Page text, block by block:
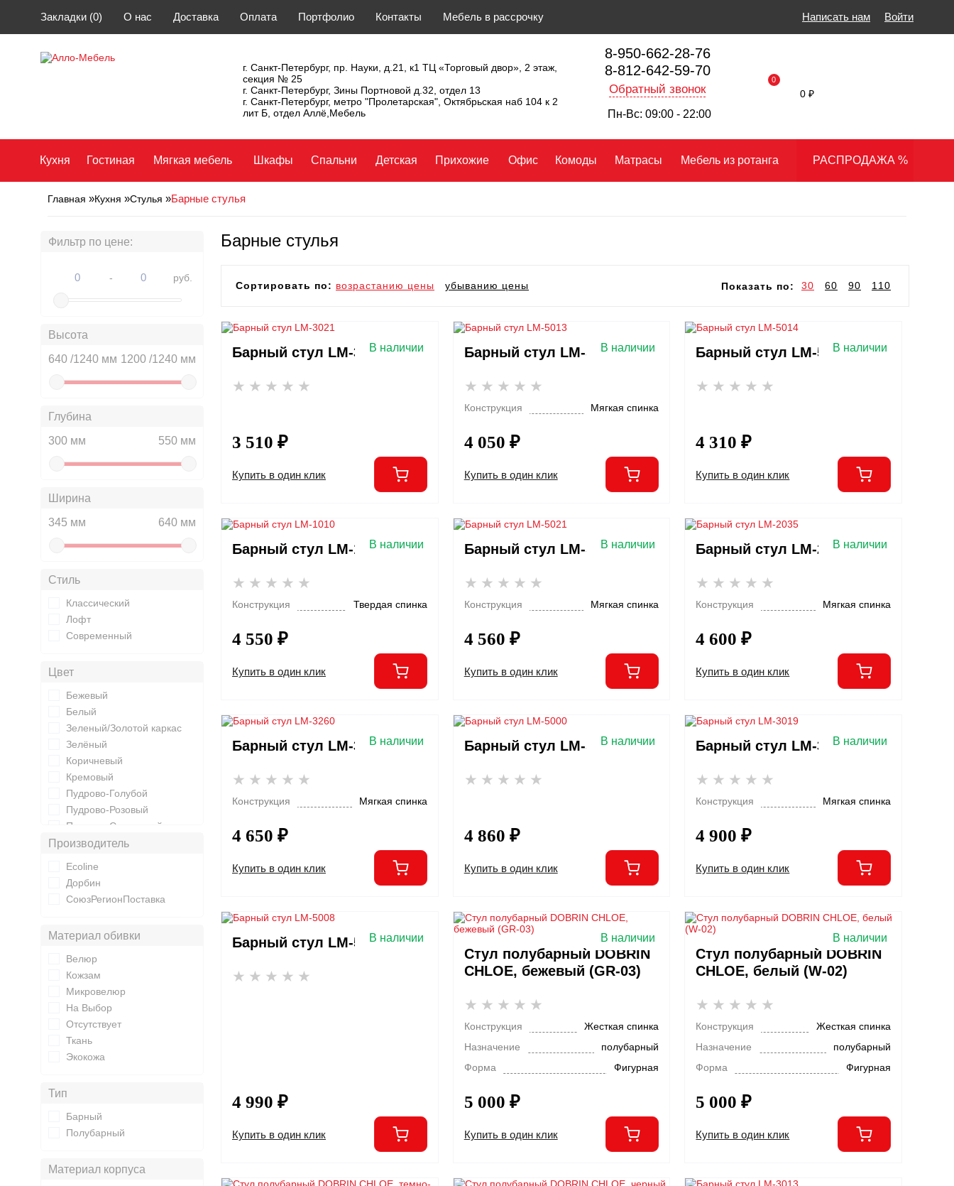
Закладки (0) О нас Доставка Оплата Портфолио Контакты Мебель в рассрочку Написать нам Войти
г. Санкт-Петербург, пр. Науки, д.21, к1 ТЦ «Торговый двор», 2 этаж,
секция № 25
г. Санкт-Петербург, Зины Портновой д.32, отдел 13
г. Санкт-Петербург, метро "Пролетарская", Октябрьская наб 104 к 2
лит Б, отдел Аллё,Мебель
8-950-662-28-76
8-812-642-59-70
Обратный звонок
Пн-Вс: 09:00 - 22:00
0
0 ₽
Кухня Гостиная Мягкая мебель Шкафы Спальни Детская Прихожие Офис Комоды Матрасы Мебель из ротанга РАСПРОДАЖА %
Главная »Кухня »Стулья »Барные стулья
Фильтр по цене:
- руб.
Высота
640 /1240 мм 1200 /1240 мм
Глубина
300 мм
550 мм
Ширина
345 мм
640 мм
Стиль
Классический
Лофт
Современный
Цвет
Бежевый
Белый
Зеленый/Золотой каркас
Зелёный
Коричневый
Кремовый
Пудрово-Голубой
Пудрово-Розовый
Пудрово-Сиреневый
Светло-серый
Синий/Золотой каркас
Производитель
Ecoline
Дорбин
СоюзРегионПоставка
Материал обивки
Велюр
Кожзам
Микровелюр
На Выбор
Отсутствует
Ткань
Экокожа
Тип
Барный
Полубарный
Материал корпуса
Барные стулья
Сортировать по: возрастанию цены убыванию цены Показать по: 30 60 90 110
В наличии
Барный стул LM-3021
3 510 ₽
Купить в один клик
В наличии
Барный стул LM-5013
Конструкция Мягкая спинка
4 050 ₽
Купить в один клик
В наличии
Барный стул LM-5014
4 310 ₽
Купить в один клик
В наличии
Барный стул LM-1010
Конструкция Твердая спинка
4 550 ₽
Купить в один клик
В наличии
Барный стул LM-5021
Конструкция Мягкая спинка
4 560 ₽
Купить в один клик
В наличии
Барный стул LM-2035
Конструкция Мягкая спинка
4 600 ₽
Купить в один клик
В наличии
Барный стул LM-3260
Конструкция Мягкая спинка
4 650 ₽
Купить в один клик
В наличии
Барный стул LM-5000
4 860 ₽
Купить в один клик
В наличии
Барный стул LM-3019
Конструкция Мягкая спинка
4 900 ₽
Купить в один клик
В наличии
Барный стул LM-5008
4 990 ₽
Купить в один клик
В наличии
Стул полубарный DOBRIN
CHLOE, бежевый (GR-03)
Конструкция
Жесткая спинка
Назначение
полубарный
Форма
Фигурная
5 000 ₽
Купить в один клик
В наличии
Стул полубарный DOBRIN
CHLOE, белый (W-02)
Конструкция
Жесткая спинка
Назначение
полубарный
Форма
Фигурная
5 000 ₽
Купить в один клик